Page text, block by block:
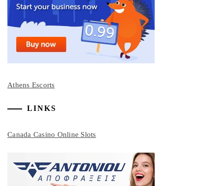
Athens Escorts
LINKS
Canada Casino Online Slots